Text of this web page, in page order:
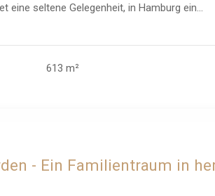
eine seltene Gelegenheit, in Hamburg ein...
613 m²
- Ein Familientraum in